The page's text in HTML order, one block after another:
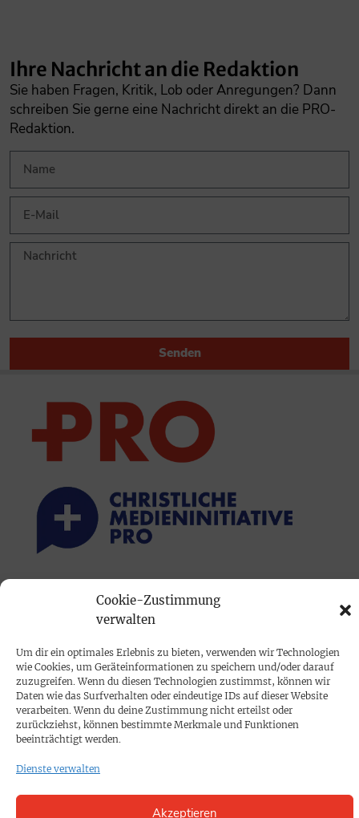
Cookie-Zustimmung
verwalten
Um dir ein optimales Erlebnis zu bieten, verwenden wir Technologien
wie Cookies, um Geräteinformationen zu speichern und/oder darauf
zuzugreifen. Wenn du diesen Technologien zustimmst, können wir
Daten wie das Surfverhalten oder eindeutige IDs auf dieser Website
verarbeiten. Wenn du deine Zustimmung nicht erteilst oder
zurückziehst, können bestimmte Merkmale und Funktionen
beeinträchtigt werden.
Dienste verwalten
Akzeptieren
Ihre Nachricht an die Redaktion
Sie haben Fragen, Kritik, Lob oder Anregungen? Dann
schreiben Sie gerne eine Nachricht direkt an die PRO-
Redaktion.
Senden
PRINTAUSGABE
Mediadaten
PROKOMPAKT
Impressum
SPENDEN
Datenschutz